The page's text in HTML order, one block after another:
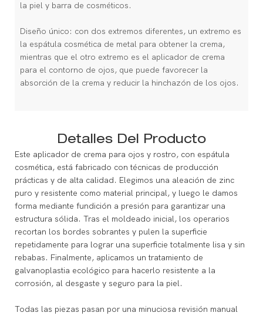
la piel y barra de cosméticos.
Diseño único: con dos extremos diferentes, un extremo es
la espátula cosmética de metal para obtener la crema,
mientras que el otro extremo es el aplicador de crema
para el contorno de ojos, que puede favorecer la
absorción de la crema y reducir la hinchazón de los ojos.
Detalles Del Producto
Este aplicador de crema para ojos y rostro, con espátula
cosmética, está fabricado con técnicas de producción
prácticas y de alta calidad. Elegimos una aleación de zinc
puro y resistente como material principal, y luego le damos
forma mediante fundición a presión para garantizar una
estructura sólida. Tras el moldeado inicial, los operarios
recortan los bordes sobrantes y pulen la superficie
repetidamente para lograr una superficie totalmente lisa y sin
rebabas. Finalmente, aplicamos un tratamiento de
galvanoplastia ecológico para hacerlo resistente a la
corrosión, al desgaste y seguro para la piel.
Todas las piezas pasan por una minuciosa revisión manual